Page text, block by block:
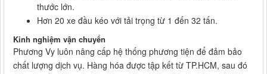
thước lớn.
Hơn 20 xe đầu kéo với tải trọng từ 1 đến 32 tấn.
Kinh nghiệm vận chuyển
Phương Vy luôn nâng cấp hệ thống phương tiện để đảm bảo
chất lượng dịch vụ. Hàng hóa được tập kết từ TP.HCM, sau đó